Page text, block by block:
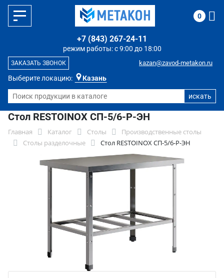
Выберите локацию: Казань
режим работы: с 9:00 до 18:00
+7 (843) 267-24-11
kazan@zavod-metakon.ru
ЗАКАЗАТЬ ЗВОНОК
0
Стол RESTOINOX СП-5/6-Р-ЭН
Главная Каталог Столы
Производственные столы
Столы разделочные
Стол RESTOINOX СП-5/6-Р-ЭН